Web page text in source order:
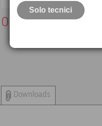
Outlet Tunnel
Downloads
Solo tecnici